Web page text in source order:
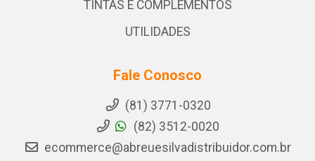
TINTAS E COMPLEMENTOS
UTILIDADES
Fale Conosco
(81) 3771-0320
(82) 3512-0020
ecommerce@abreuesilvadistribuidor.com.br